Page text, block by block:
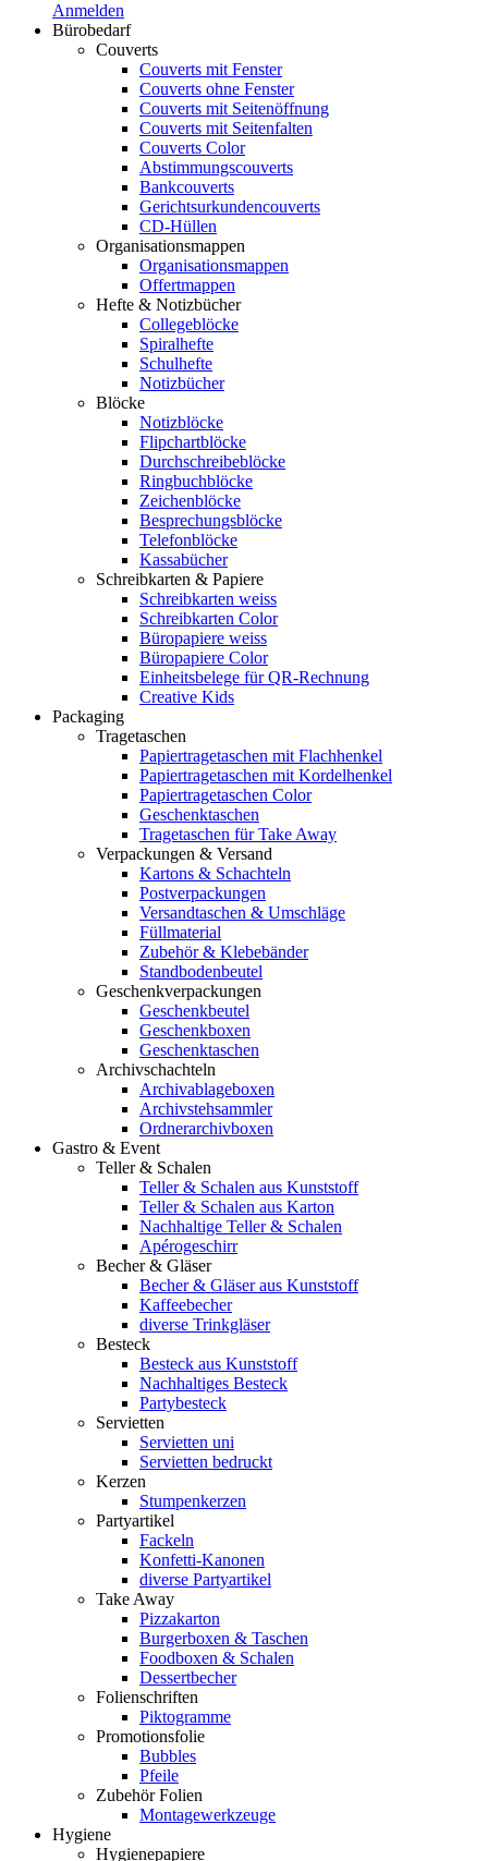
Anmelden
Bürobedarf
Couverts
Couverts mit Fenster
Couverts ohne Fenster
Couverts mit Seitenöffnung
Couverts mit Seitenfalten
Couverts Color
Abstimmungscouverts
Bankcouverts
Gerichtsurkundencouverts
CD-Hüllen
Organisationsmappen
Organisationsmappen
Offertmappen
Hefte & Notizbücher
Collegeblöcke
Spiralhefte
Schulhefte
Notizbücher
Blöcke
Notizblöcke
Flipchartblöcke
Durchschreibeblöcke
Ringbuchblöcke
Zeichenblöcke
Besprechungsblöcke
Telefonblöcke
Kassabücher
Schreibkarten & Papiere
Schreibkarten weiss
Schreibkarten Color
Büropapiere weiss
Büropapiere Color
Einheitsbelege für QR-Rechnung
Creative Kids
Packaging
Tragetaschen
Papiertragetaschen mit Flachhenkel
Papiertragetaschen mit Kordelhenkel
Papiertragetaschen Color
Geschenktaschen
Tragetaschen für Take Away
Verpackungen & Versand
Kartons & Schachteln
Postverpackungen
Versandtaschen & Umschläge
Füllmaterial
Zubehör & Klebebänder
Standbodenbeutel
Geschenkverpackungen
Geschenkbeutel
Geschenkboxen
Geschenktaschen
Archivschachteln
Archivablageboxen
Archivstehsammler
Ordnerarchivboxen
Gastro & Event
Teller & Schalen
Teller & Schalen aus Kunststoff
Teller & Schalen aus Karton
Nachhaltige Teller & Schalen
Apérogeschirr
Becher & Gläser
Becher & Gläser aus Kunststoff
Kaffeebecher
diverse Trinkgläser
Besteck
Besteck aus Kunststoff
Nachhaltiges Besteck
Partybesteck
Servietten
Servietten uni
Servietten bedruckt
Kerzen
Stumpenkerzen
Partyartikel
Fackeln
Konfetti-Kanonen
diverse Partyartikel
Take Away
Pizzakarton
Burgerboxen & Taschen
Foodboxen & Schalen
Dessertbecher
Folienschriften
Piktogramme
Promotionsfolie
Bubbles
Pfeile
Zubehör Folien
Montagewerkzeuge
Hygiene
Hygienepapiere